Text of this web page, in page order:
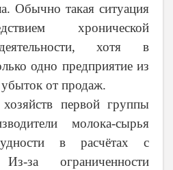
Обычно такая ситуация
хронической
хотя в
одно предприятие из
от продаж.
первой группы
молока-сырья
в расчётах с
за ограниченности